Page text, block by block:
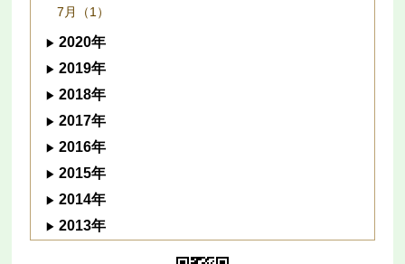
7月（1）
2020年
2019年
2018年
2017年
2016年
2015年
2014年
2013年